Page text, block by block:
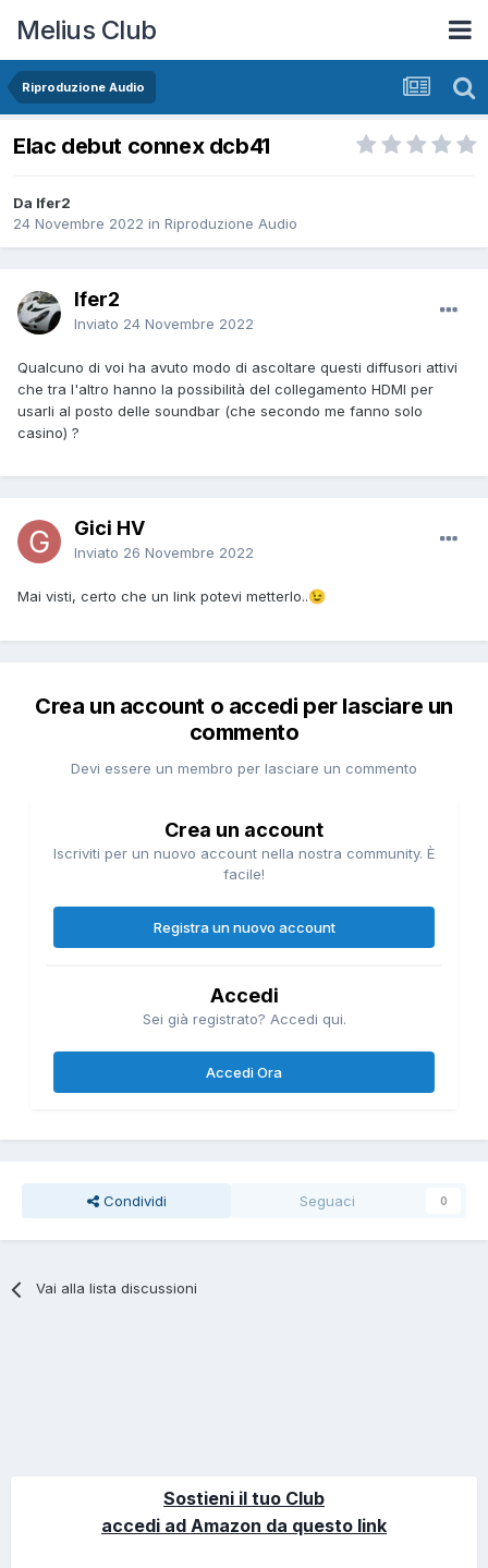
Melius Club
Riproduzione Audio
Elac debut connex dcb41
Da Ifer2
24 Novembre 2022 in Riproduzione Audio
Ifer2
Inviato 24 Novembre 2022
Qualcuno di voi ha avuto modo di ascoltare questi diffusori attivi
che tra l'altro hanno la possibilità del collegamento HDMI per
usarli al posto delle soundbar (che secondo me fanno solo
casino) ?
Gici HV
Inviato 26 Novembre 2022
Mai visti, certo che un link potevi metterlo..😉
Crea un account o accedi per lasciare un
commento
Devi essere un membro per lasciare un commento
Crea un account
Iscriviti per un nuovo account nella nostra community. È
facile!
Registra un nuovo account
Accedi
Sei già registrato? Accedi qui.
Accedi Ora
Condividi Seguaci 0
Vai alla lista discussioni
Sostieni il tuo Club
accedi ad Amazon da questo link